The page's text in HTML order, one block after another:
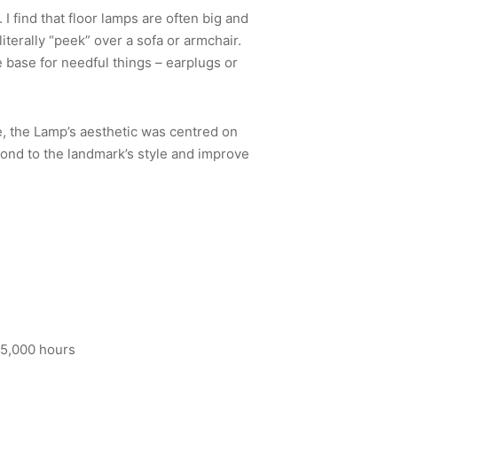
find that floor lamps are often big and
“peek” over a sofa or armchair.
for needful things – earplugs or
the Lamp’s aesthetic was centred on
to the landmark’s style and improve
hours